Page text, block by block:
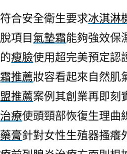
符合安全衛生要求冰淇淋
脫項目氣墊霜能夠強效保
的瘦臉使用超完美預定認
霜推薦妝容看起來自然肌
盟推薦案例其創業再即刻
治療使頭頸部恢復生理曲
藥膏針對女性生殖器搔癢